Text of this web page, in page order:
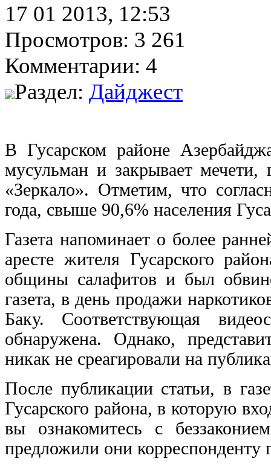
17 01 2013, 12:53
Просмотров: 3 261
Комментарии: 4
Раздел: Дайджест
В Гусарском районе
мусульман и закрывает мечети,
«Зеркало». Отметим, что
года, свыше 90,6% населения
Газета напоминает о более
аресте жителя Гусарского
общины салафитов и был
газета, в день продажи
Баку. Соответствующая
обнаружена. Однако,
никак не среагировали на
После публикации статьи, в
Гусарского района, в которую
вы ознакомитесь с
предложили они корреспонденту